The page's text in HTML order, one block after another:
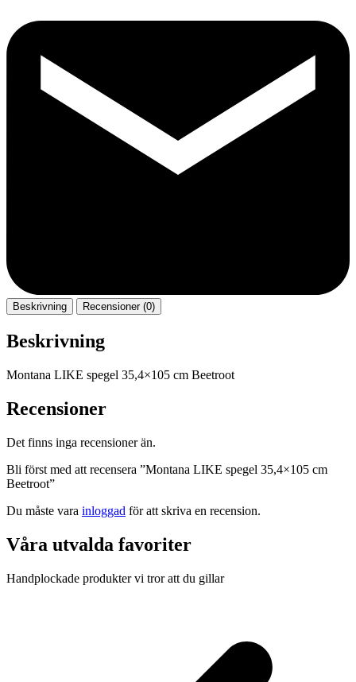
Beskrivning Recensioner (0)
Beskrivning
Montana LIKE spegel 35,4×105 cm Beetroot
Recensioner
Det finns inga recensioner än.
Bli först med att recensera ”Montana LIKE spegel 35,4×105 cm
Beetroot”
Du måste vara inloggad för att skriva en recension.
Våra utvalda favoriter
Handplockade produkter vi tror att du gillar